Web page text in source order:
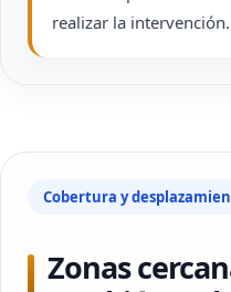
realizar la intervención.
Cobertura y
Zonas